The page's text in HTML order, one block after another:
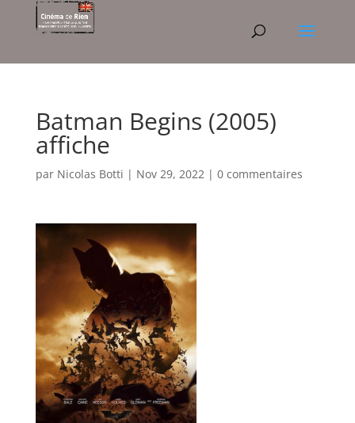
Batman Begins (2005)
affiche
par Nicolas Botti | Nov 29, 2022| 0 commentaires